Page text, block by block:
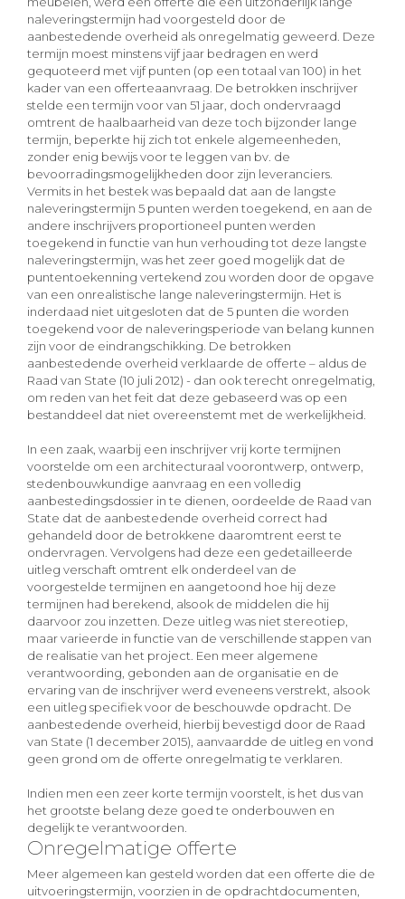
naleveringstermijn had voorgesteld door de
aanbestedende overheid als onregelmatig geweerd. Deze
termijn moest minstens vijf jaar bedragen en werd
gequoteerd met vijf punten (op een totaal van 100) in het
kader van een offerteaanvraag. De betrokken inschrijver
stelde een termijn voor van 51 jaar, doch ondervraagd
omtrent de haalbaarheid van deze toch bijzonder lange
termijn, beperkte hij zich tot enkele algemeenheden,
zonder enig bewijs voor te leggen van bv. de
bevoorradingsmogelijkheden door zijn leveranciers.
Vermits in het bestek was bepaald dat aan de langste
naleveringstermijn 5 punten werden toegekend, en aan de
andere inschrijvers proportioneel punten werden
toegekend in functie van hun verhouding tot deze langste
naleveringstermijn, was het zeer goed mogelijk dat de
puntentoekenning vertekend zou worden door de opgave
van een onrealistische lange naleveringstermijn. Het is
inderdaad niet uitgesloten dat de 5 punten die worden
toegekend voor de naleveringsperiode van belang kunnen
zijn voor de eindrangschikking. De betrokken
aanbestedende overheid verklaarde de offerte – aldus de
Raad van State (10 juli 2012) - dan ook terecht onregelmatig,
om reden van het feit dat deze gebaseerd was op een
bestanddeel dat niet overeenstemt met de werkelijkheid.
In een zaak, waarbij een inschrijver vrij korte termijnen
voorstelde om een architecturaal voorontwerp, ontwerp,
stedenbouwkundige aanvraag en een volledig
aanbestedingsdossier in te dienen, oordeelde de Raad van
State dat de aanbestedende overheid correct had
gehandeld door de betrokkene daaromtrent eerst te
ondervragen. Vervolgens had deze een gedetailleerde
uitleg verschaft omtrent elk onderdeel van de
voorgestelde termijnen en aangetoond hoe hij deze
termijnen had berekend, alsook de middelen die hij
daarvoor zou inzetten. Deze uitleg was niet stereotiep,
maar varieerde in functie van de verschillende stappen van
de realisatie van het project. Een meer algemene
verantwoording, gebonden aan de organisatie en de
ervaring van de inschrijver werd eveneens verstrekt, alsook
een uitleg specifiek voor de beschouwde opdracht. De
aanbestedende overheid, hierbij bevestigd door de Raad
van State (1 december 2015), aanvaardde de uitleg en vond
geen grond om de offerte onregelmatig te verklaren.
Indien men een zeer korte termijn voorstelt, is het dus van
het grootste belang deze goed te onderbouwen en
degelijk te verantwoorden.
Onregelmatige offerte
Meer algemeen kan gesteld worden dat een offerte die de
uitvoeringstermijn, voorzien in de opdrachtdocumenten,